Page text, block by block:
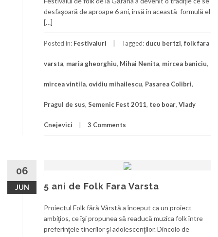
desfaşoară de aproape 6 ani, însă în această formulă el
[…]
Posted in: Festivaluri Tagged: ducu bertzi, folk fara
varsta, maria gheorghiu, Mihai Nenita, mircea baniciu,
mircea vintila, ovidiu mihailescu, Pasarea Colibri,
Pragul de sus, Semenic Fest 2011, teo boar, Vlady
Cnejevici 3 Comments
06
JUN 5 ani de Folk Fara Varsta
Proiectul Folk fără Vârstă a început ca un proiect
ambiţios, ce îşi propunea să readucă muzica folk între
preferinţele tinerilor şi adolescenţilor. Dincolo de